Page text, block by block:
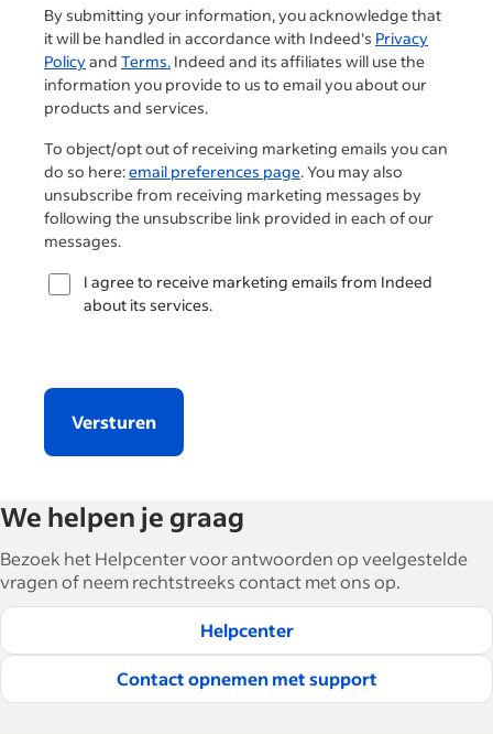
By submitting your information, you acknowledge that
it will be handled in accordance with Indeed's Privacy
Policyand Terms. Indeed and its affiliates will use the
information you provide to us to email you about our
products and services.
To object/opt out of receiving marketing emails you can
do so here:email preferences page. You may also
unsubscribe from receiving marketing messages by
following the unsubscribe link provided in each of our
messages.
I agree to receive marketing emails from Indeed
about its services.
Versturen
We helpen je graag
Bezoek het Helpcenter voor antwoorden op veelgestelde
vragen of neem rechtstreeks contact met ons op.
Helpcenter
Contact opnemen met support